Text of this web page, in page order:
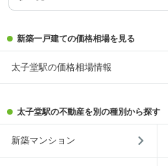
新築一戸建ての価格相場を見る
太子堂駅の価格相場情報
太子堂駅の不動産を別の種別から探す
新築マンション